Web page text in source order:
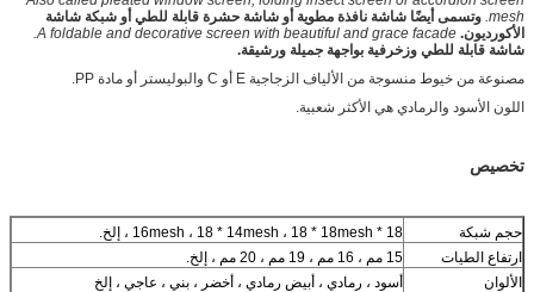
mesh. وتسمى أيضًا شاشة نافذة مطوية أو شاشة حشرة قابلة للطي أو شبكة شاشة
الأكورديون. A foldable and decorative screen with beautiful and grace facade.
شاشة قابلة للطي وزخرفية بواجهة جميلة ورشيقة.
مصنوعة من خيوط منسوجة من الألياف الزجاجية E أو C والبوليستر أو مادة PP.
اللون الأسود والرمادي هي الأكثر شعبية.
تخصيص
حجم شبكة
18 * 16mesh ، 18 * 14mesh ، 18 * 18mesh ، إلخ.
ارتفاع الطيات
15 مم ، 16 مم ، 19 مم ، 20 مم ، إلخ.
الألوان
أسود ، رمادي ، أبيض رمادي ، أخضر ، بني ، عاجي ، إلخ